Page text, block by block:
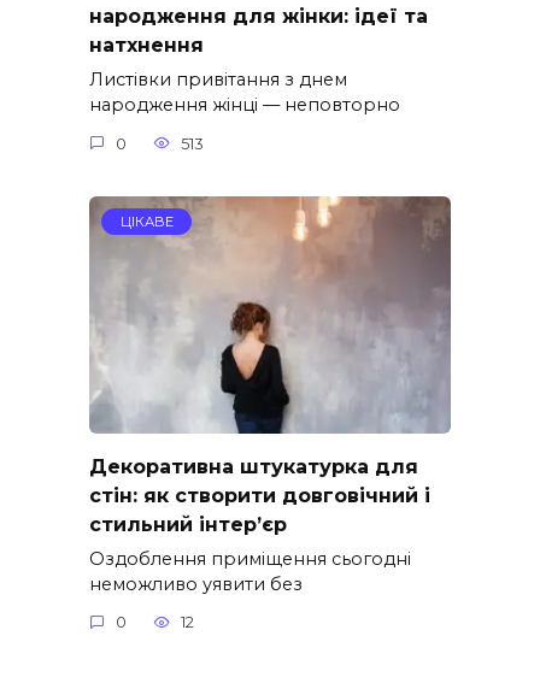
народження для жінки: ідеї та
натхнення
Листівки привітання з днем
народження жінці — неповторно
0 513
ЦІКАВЕ
Декоративна штукатурка для
стін: як створити довговічний і
стильний інтер’єр
Оздоблення приміщення сьогодні
неможливо уявити без
0 12